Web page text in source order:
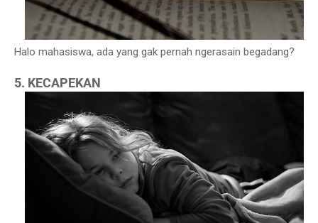
Halo mahasiswa, ada yang gak pernah ngerasain begadang?
5. KECAPEKAN